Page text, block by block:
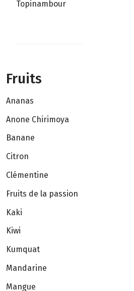
Topinambour
Fruits
Ananas
Anone Chirimoya
Banane
Citron
Clémentine
Fruits de la passion
Kaki
Kiwi
Kumquat
Mandarine
Mangue